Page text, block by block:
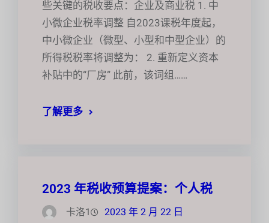
些关键的税收要点：企业及商业税 1. 中
小微企业税率调整 自2023课税年度起，
中小微企业（微型、小型和中型企业）的
所得税税率将调整为： 2. 重新定义资本
补贴中的“厂房” 此前，该词组……
了解更多
2023 年税收预算提案：个人税
卡洛1 2023 年 2 月 22 日